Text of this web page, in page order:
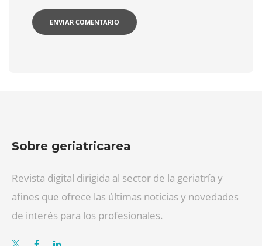
Sobre geriatricarea
Revista digital dirigida al sector de la geriatría y
afines que ofrece las últimas noticias y novedades
de interés para los profesionales.